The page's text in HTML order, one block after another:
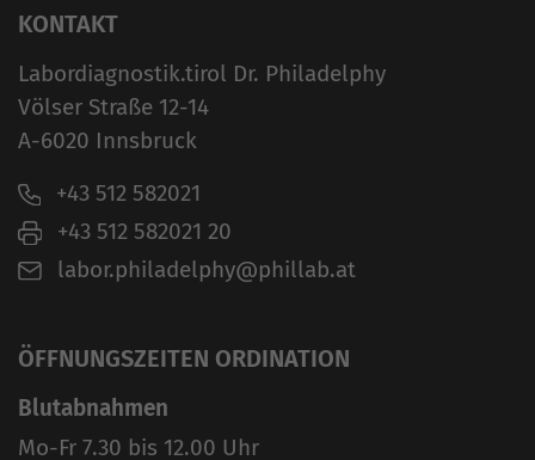
KONTAKT
Labordiagnostik.tirol Dr. Philadelphy
Völser Straße 12-14
A-6020 Innsbruck
+43 512 582021
+43 512 582021 20
labor.philadelphy@phillab.at
ÖFFNUNGSZEITEN ORDINATION
Blutabnahmen
Mo-Fr 7.30 bis 12.00 Uhr